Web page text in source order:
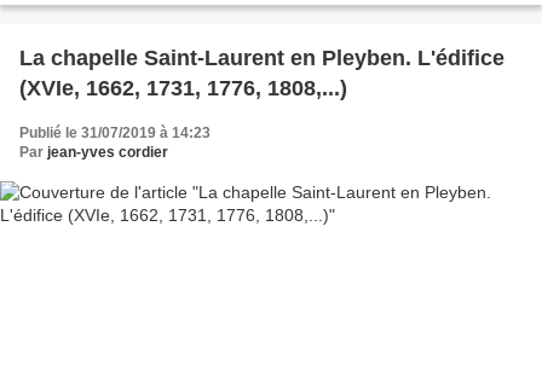
La chapelle Saint-Laurent en Pleyben. L'édifice
(XVIe, 1662, 1731, 1776, 1808,...)
Publié le 31/07/2019 à 14:23
Par jean-yves cordier